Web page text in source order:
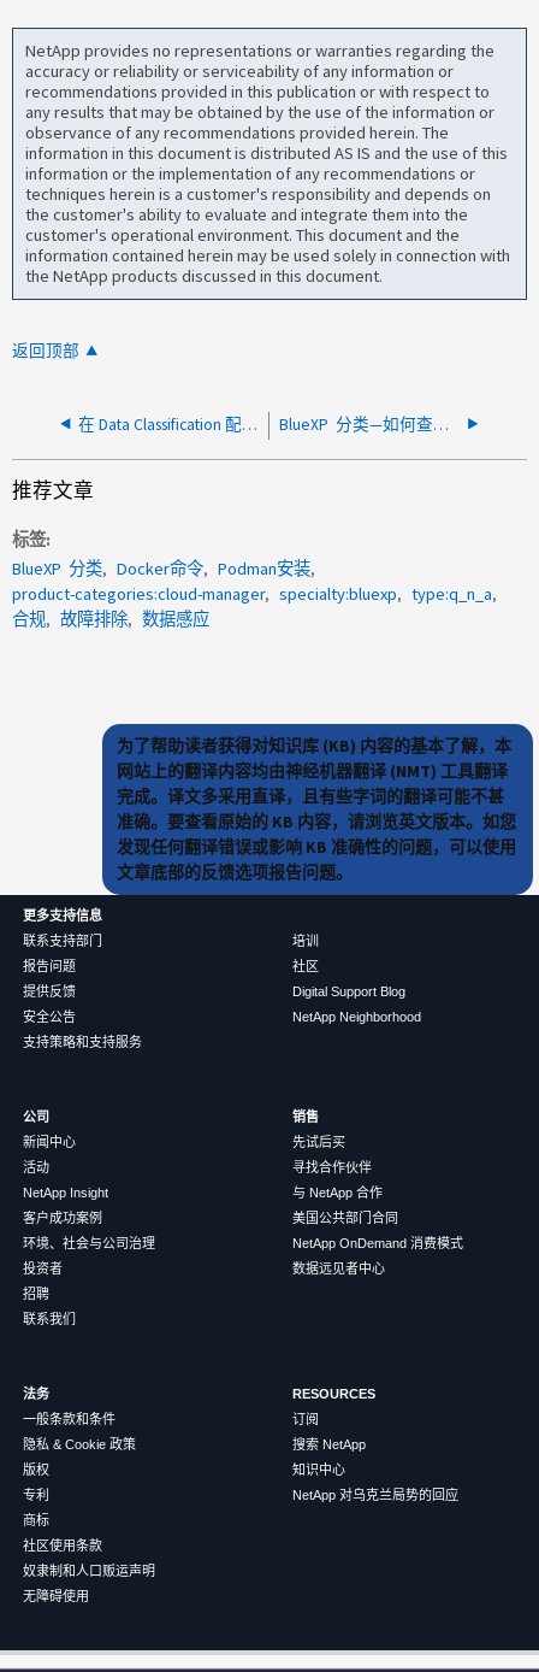
NetApp provides no representations or warranties regarding the
accuracy or reliability or serviceability of any information or
recommendations provided in this publication or with respect to
any results that may be obtained by the use of the information or
observance of any recommendations provided herein. The
information in this document is distributed AS IS and the use of this
information or the implementation of any recommendations or
techniques herein is a customer's responsibility and depends on
the customer's ability to evaluate and integrate them into the
customer's operational environment. This document and the
information contained herein may be used solely in connection with
the NetApp products discussed in this document.
返回顶部
在 Data Classification 配置中看不到 Azure NetApp Files BlueXP 分类—如何查找共享路径是否已挂载到数据感知实例上
推荐文章
标签
BlueXP 分类
Docker命令
Podman安装
product-categories:cloud-manager
specialty:bluexp
type:q_n_a
合规
故障排除 数据感应
为了帮助读者获得对知识库 (KB) 内容的基本了解，本
网站上的翻译内容均由神经机器翻译 (NMT) 工具翻译
完成。译文多采用直译，且有些字词的翻译可能不甚
准确。要查看原始的 KB 内容，请浏览英文版本。如您
发现任何翻译错误或影响 KB 准确性的问题，可以使用
文章底部的反馈选项报告问题。
更多支持信息
联系支持部门
报告问题
提供反馈
安全公告
支持策略和支持服务
培训
社区
Digital Support Blog
NetApp Neighborhood
公司
新闻中心
活动
NetApp Insight
客户成功案例
环境、社会与公司治理
投资者
招聘
联系我们
销售
先试后买
寻找合作伙伴
与 NetApp 合作
美国公共部门合同
NetApp OnDemand 消费模式
数据远见者中心
法务
一般条款和条件
隐私 & Cookie 政策
版权
专利
商标
社区使用条款
奴隶制和人口贩运声明
无障碍使用
RESOURCES
订阅
搜索 NetApp
知识中心
NetApp 对乌克兰局势的回应